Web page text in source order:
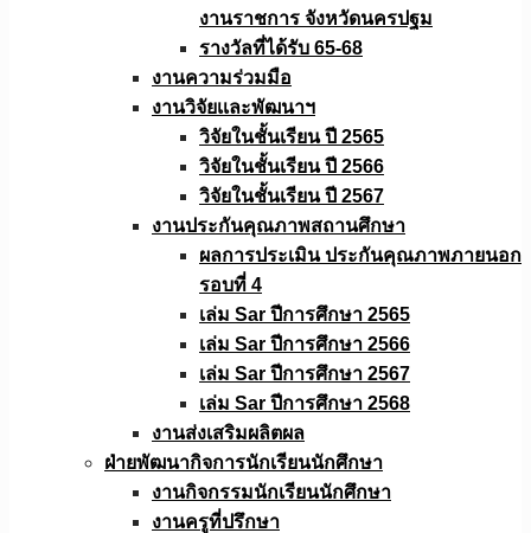
งานราชการ จังหวัดนครปฐม
รางวัลที่ได้รับ 65-68
งานความร่วมมือ
งานวิจัยเเละพัฒนาฯ
วิจัยในชั้นเรียน ปี 2565
วิจัยในชั้นเรียน ปี 2566
วิจัยในชั้นเรียน ปี 2567
งานประกันคุณภาพสถานศึกษา
ผลการประเมิน ประกันคุณภาพภายนอก
รอบที่ 4
เล่ม Sar ปีการศึกษา 2565
เล่ม Sar ปีการศึกษา 2566
เล่ม Sar ปีการศึกษา 2567
เล่ม Sar ปีการศึกษา 2568
งานส่งเสริมผลิตผล
ฝ่ายพัฒนากิจการนักเรียนนักศึกษา
งานกิจกรรมนักเรียนนักศึกษา
งานครูที่ปรึกษา